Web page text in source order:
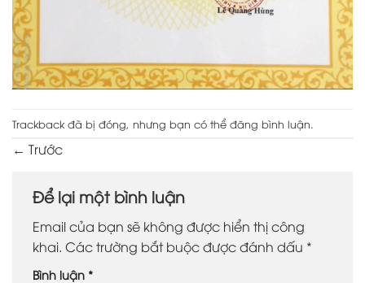
Trackback đã bị đóng, nhưng bạn có thể đăng bình luận
← Trước
Để lại một bình luận
Email của bạn sẽ không được hiển thị công
khai. Các trường bắt buộc được đánh dấu *
Bình luận *